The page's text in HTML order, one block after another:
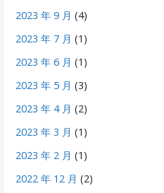
2023 年 9 月 (4)
2023 年 7 月 (1)
2023 年 6 月 (1)
2023 年 5 月 (3)
2023 年 4 月 (2)
2023 年 3 月 (1)
2023 年 2 月 (1)
2022 年 12 月 (2)